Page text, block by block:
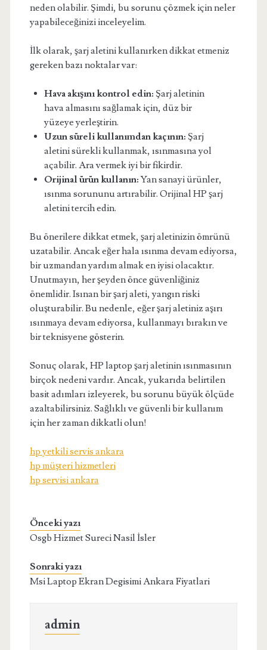
neden olabilir. Şimdi, bu sorunu çözmek için neler
yapabileceğinizi inceleyelim.
İlk olarak, şarj aletini kullanırken dikkat etmeniz
gereken bazı noktalar var:
Hava akışını kontrol edin: Şarj aletinin
hava almasını sağlamak için, düz bir
yüzeye yerleştirin.
Uzun süreli kullanımdan kaçının: Şarj
aletini sürekli kullanmak, ısınmasına yol
açabilir. Ara vermek iyi bir fikirdir.
Orijinal ürün kullanın:Yan sanayi ürünler,
ısınma sorununu artırabilir. Orijinal HP şarj
aletini tercih edin.
Bu önerilere dikkat etmek, şarj aletinizin ömrünü
uzatabilir. Ancak eğer hala ısınma devam ediyorsa,
bir uzmandan yardım almak en iyisi olacaktır.
Unutmayın, her şeyden önce güvenliğiniz
önemlidir. Isınan bir şarj aleti, yangın riski
oluşturabilir. Bu nedenle, eğer şarj aletiniz aşırı
ısınmaya devam ediyorsa, kullanmayı bırakın ve
bir teknisyene gösterin.
Sonuç olarak, HP laptop şarj aletinin ısınmasının
birçok nedeni vardır. Ancak, yukarıda belirtilen
basit adımları izleyerek, bu sorunu büyük ölçüde
azaltabilirsiniz. Sağlıklı ve güvenli bir kullanım
için her zaman dikkatli olun!
hp yetkili servis ankara
hp müşteri hizmetleri
hp servisi ankara
Önceki yazı
Osgb Hizmet Sureci Nasil İsler
Sonraki yazı
Msi Laptop Ekran Degisimi Ankara Fiyatlari
admin